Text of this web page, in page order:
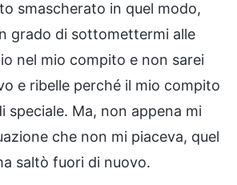
smascherato in quel modo,
grado di sottomettermi alle
nel mio compito e non sarei
e ribelle perché il mio compito
speciale. Ma, non appena mi
che non mi piaceva, quel
saltò fuori di nuovo.